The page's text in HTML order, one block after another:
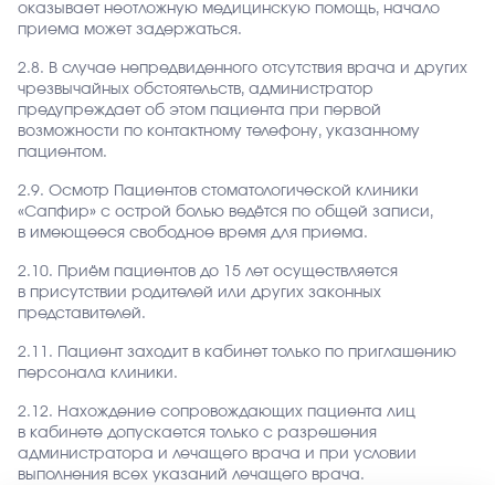
оказывает неотложную медицинскую помощь, начало
приема может задержаться.
2.8. В случае непредвиденного отсутствия врача и других
чрезвычайных обстоятельств, администратор
предупреждает об этом пациента при первой
возможности по контактному телефону, указанному
пациентом.
2.9. Осмотр Пациентов стоматологической клиники
«Сапфир» с острой болью ведётся по общей записи,
в имеющееся свободное время для приема.
2.10. Приём пациентов до 15 лет осуществляется
в присутствии родителей или других законных
представителей.
2.11. Пациент заходит в кабинет только по приглашению
персонала клиники.
2.12. Нахождение сопровождающих пациента лиц
в кабинете допускается только с разрешения
администратора и лечащего врача и при условии
выполнения всех указаний лечащего врача.